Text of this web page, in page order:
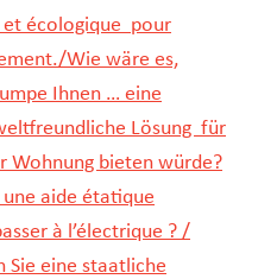
écologique pour
Wie wäre es,
Ihnen … eine
Lösung für
Wohnung bieten würde?
une aide étatique
à l’électrique ? /
Sie eine staatliche